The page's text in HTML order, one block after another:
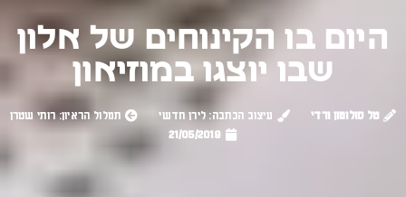
היום בו הקינוחים של אלון
שבו יוצגו במוזיאון
טל סולומון ורדי עיצוב הכתבה: לירן חדשי
תמלול הראיון: רותי שטרן
21/05/2019